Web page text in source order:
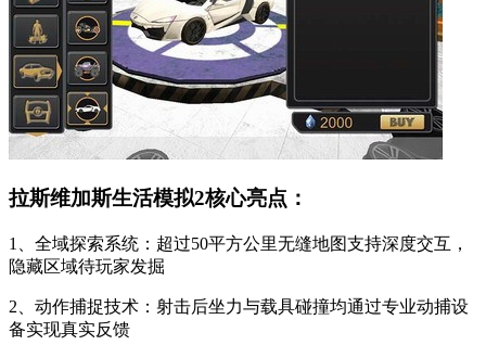
拉斯维加斯生活模拟2核心亮点：
1、全域探索系统：超过50平方公里无缝地图支持深度交互，
隐藏区域待玩家发掘
2、动作捕捉技术：射击后坐力与载具碰撞均通过专业动捕设
备实现真实反馈